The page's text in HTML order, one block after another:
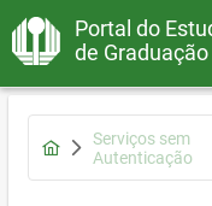
Portal do
de Graduação
Serviços sem
Autenticação